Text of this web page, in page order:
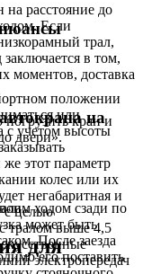
на расстояние до
Если
трал,
в том,
моментов, доставка
кран и
двери».
нюансы
положении
или
с учетом высоты
этот параметр
колес или их
негабаритная и
с целью
тралом выше 4,5
электропередач
на
ходом сзади по
может быть
После заезда
его поставить
для